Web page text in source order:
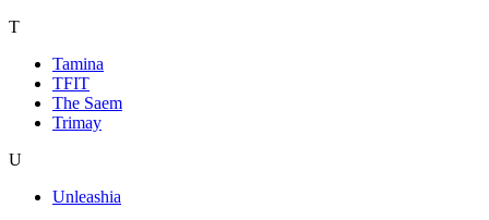
T
Tamina
TFIT
The Saem
Trimay
U
Unleashia